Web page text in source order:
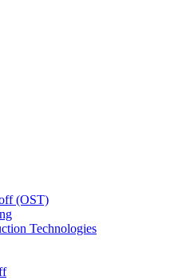
(OST)
Technologies